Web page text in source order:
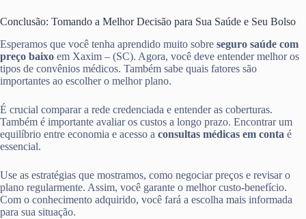
Conclusão: Tomando a Melhor Decisão para Sua Saúde e Seu Bolso
Esperamos que você tenha aprendido muito sobre seguro saúde com
preço baixo em Xaxim – (SC). Agora, você deve entender melhor os
tipos de convênios médicos. Também sabe quais fatores são
importantes ao escolher o melhor plano.
É crucial comparar a rede credenciada e entender as coberturas.
Também é importante avaliar os custos a longo prazo. Encontrar um
equilíbrio entre economia e acesso a consultas médicas em conta é
essencial.
Use as estratégias que mostramos, como negociar preços e revisar o
plano regularmente. Assim, você garante o melhor custo-benefício.
Com o conhecimento adquirido, você fará a escolha mais informada
para sua situação.